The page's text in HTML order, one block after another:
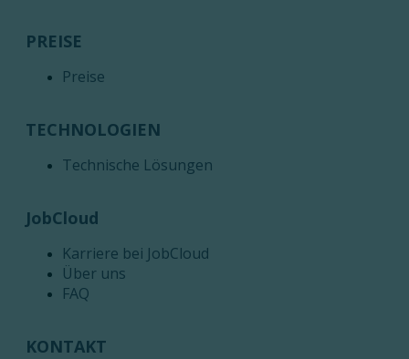
PREISE
Preise
TECHNOLOGIEN
Technische Lösungen
JobCloud
Karriere bei JobCloud
Über uns
FAQ
KONTAKT